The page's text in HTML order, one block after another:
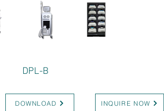
DPL-B
DOWNLOAD INQUIRE NOW